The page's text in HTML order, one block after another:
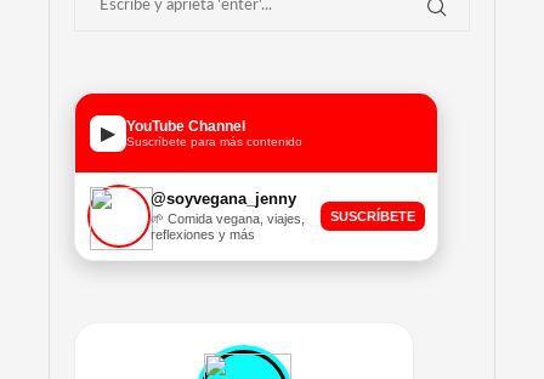
▶ YouTube Channel
Suscríbete para más contenido
@soyvegana_jenny
🌱 Comida vegana, viajes,
reflexiones y más
SUSCRÍBETE